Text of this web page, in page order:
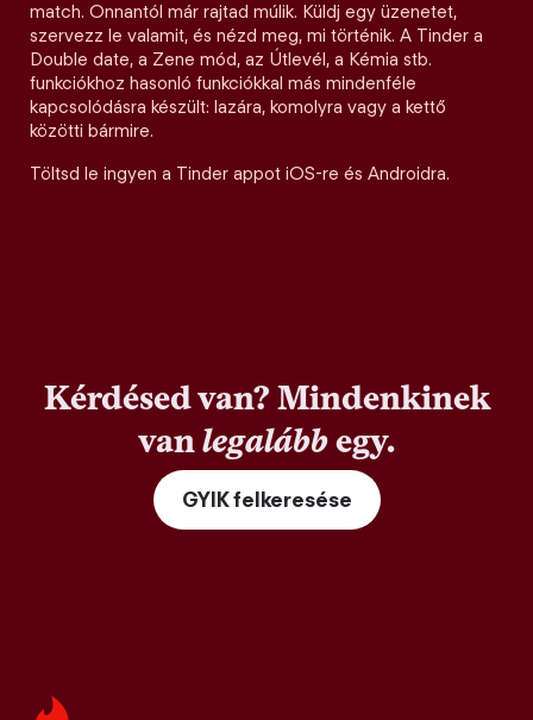
match. Onnantól már rajtad múlik. Küldj egy üzenetet,
szervezz le valamit, és nézd meg, mi történik. A Tinder a
Double date, a Zene mód, az Útlevél, a Kémia stb.
funkciókhoz hasonló funkciókkal más mindenféle
kapcsolódásra készült: lazára, komolyra vagy a kettő
közötti bármire.
Töltsd le ingyen a Tinder appot iOS-re és Androidra.
Kérdésed van? Mindenkinek
vanlegalábbegy.
GYIK felkeresése